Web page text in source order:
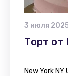
3 июля 2025
Торт
New York NY